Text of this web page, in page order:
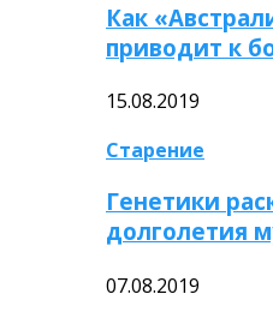
Как
приводит к
15.08.2019
Старение
Генетики
долголетия
07.08.2019